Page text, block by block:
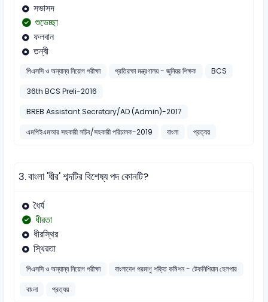
সভাসদ
শুভেচ্ছা
ফলবান
তন্বী
পিএসসি ও অন্যান্য নিয়োগ পরীক্ষা প্রতিরক্ষা মন্ত্রণালয় - জুনিয়র শিক্ষক
BCS
36th BCS Preli-2016
BREB Assistant Secretary/AD (Admin)-2017
এমপিইএমআর সহকারী সচিব/সহকারী পরিচালক-2019
বাংলা প্রত্যয়
3.বাংলা 'ধীর' শব্দটির বিশেষ্য পদ কোনটি?
ধৈর্য
ধীরতা
ধীরস্থির
স্থিরতা
পিএসসি ও অন্যান্য নিয়োগ পরীক্ষা
বাংলাদেশ পরমাণু শক্তি কমিশন - টেকনিশিয়ান হেলপার
বাংলা
প্রত্যয়